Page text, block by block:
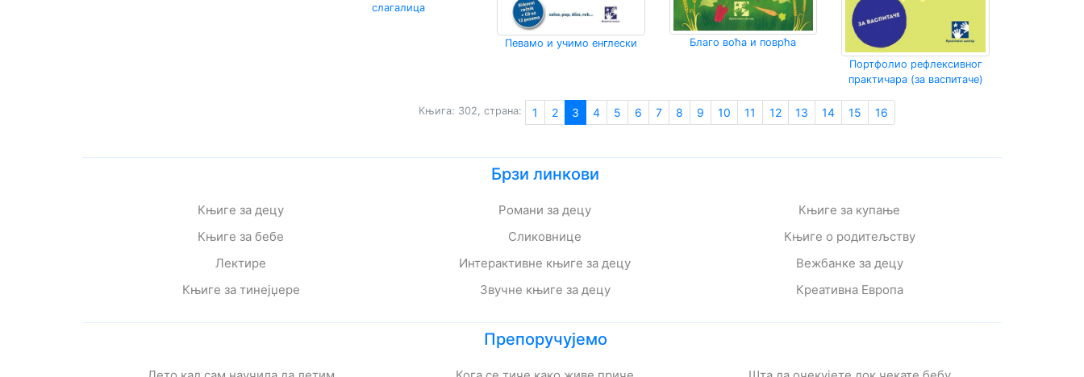
слагалица
Певамо и учимо енглески
Благо воћа и поврћа
Портфолио рефлексивног
практичара (за васпитаче)
Књига: 302, страна: 1 2 3 4 5 6 7 8 9 10 11 12 13 14 15 16
Брзи линкови
Књиге за децу
Књиге за бебе
Лектире
Књиге за тинејџере
Романи за децу
Сликовнице
Интерактивне књиге за децу
Звучне књиге за децу
Књиге за купање
Књиге о родитељству
Вежбанке за децу
Креативна Европа
Препоручујемо